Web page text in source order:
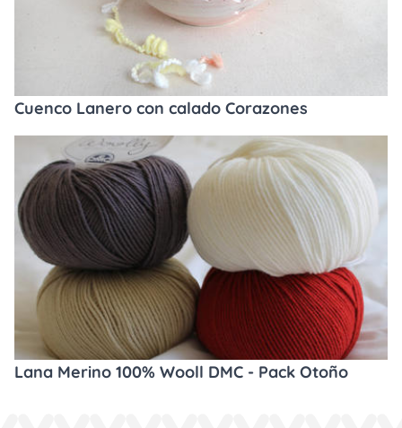
Cuenco Lanero con calado Corazones
Lana Merino 100% Wooll DMC - Pack Otoño